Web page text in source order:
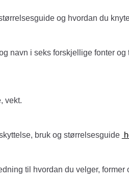
og hvordan du
navn i seks forskjellige fonter
vekt.
bruk og størrelsesguide
til hvordan du velger, former